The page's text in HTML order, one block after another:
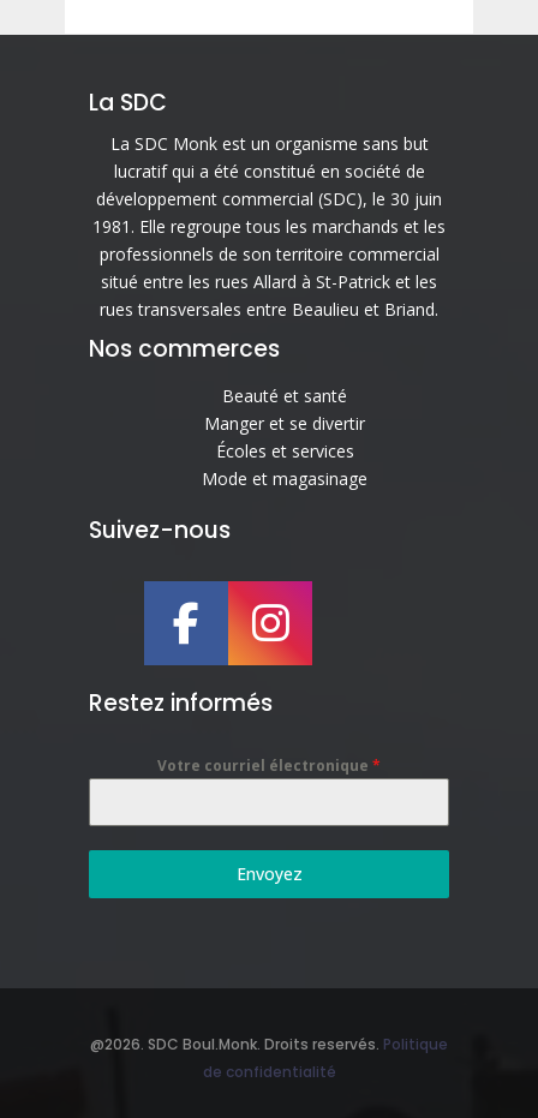
La SDC
La SDC Monk est un organisme sans but
lucratif qui a été constitué en société de
développement commercial (SDC), le 30 juin
1981. Elle regroupe tous les marchands et les
professionnels de son territoire commercial
situé entre les rues Allard à St-Patrick et les
rues transversales entre Beaulieu et Briand.
Nos commerces
Beauté et santé
Manger et se divertir
Écoles et services
Mode et magasinage
Suivez-nous
Restez informés
Votre courriel électronique *
Envoyez
@2026. SDC Boul.Monk. Droits reservés. Politique
de confidentialité